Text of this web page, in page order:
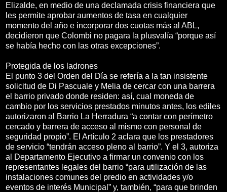
Elizalde, en medio de una declamada crisis financiera que
les permite aprobar aumentos de tasa en cualquier
momento del año e incorporar dos cuotas más al ABL,
decidieron que Colombi no pagara la plusvalía “porque así
se había hecho con las otras excepciones”.
Protegida de los ladrones
El punto 3 del Orden del Día se refería a la tan insistente
solicitud de Di Pascuale y Melia de cercar con una barrera
el barrio privado donde residen: así, cual moneda de
cambio por los servicios prestados minutos antes, los ediles
autorizaron al Barrio La Herradura “a contar con perímetro
cercado y barrera de acceso al mismo con personal de
seguridad propio”. El Artículo 2 aclara que los prestadores
de servicio “tendrán acceso pleno al barrio”. Y el 3, autoriza
al Departamento Ejecutivo a firmar un convenio con los
representantes legales del barrio “para utilización de las
instalaciones comunes del predio en actividades y/o
eventos de interés Municipal” y, también, “para que brinden